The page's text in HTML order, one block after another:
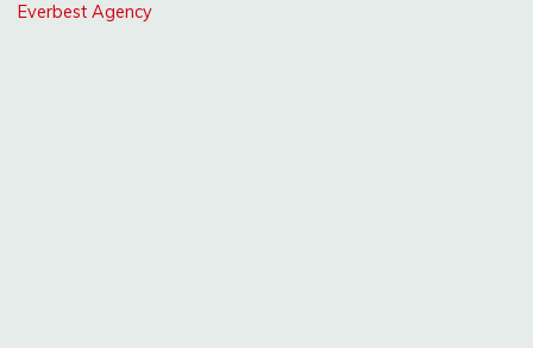
Everbest Agency